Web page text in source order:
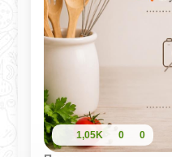
1,05K 0 0